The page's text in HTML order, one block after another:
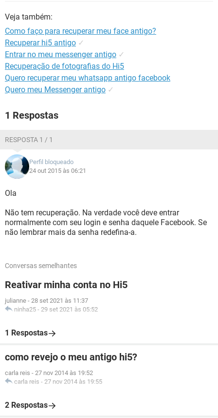
Veja também:
Como faço para recuperar meu face antigo?
Recuperar hi5 antigo ✓
Entrar no meu messenger antigo ✓
Recuperação de fotografias do Hi5
Quero recuperar meu whatsapp antigo facebook
Quero meu Messenger antigo ✓
1 Respostas
RESPOSTA 1 / 1
Perfil bloqueado
24 out 2015 às 06:21
Ola
Não tem recuperação. Na verdade você deve entrar
normalmente com seu login e senha daquele Facebook. Se
não lembrar mais da senha redefina-a.
Conversas semelhantes
Reativar minha conta no Hi5
julianne - 28 set 2021 às 11:37
ninha25 - 29 set 2021 às 05:52
1 Respostas
como revejo o meu antigo hi5?
carla reis - 27 nov 2014 às 19:52
carla reis - 27 nov 2014 às 19:55
2 Respostas